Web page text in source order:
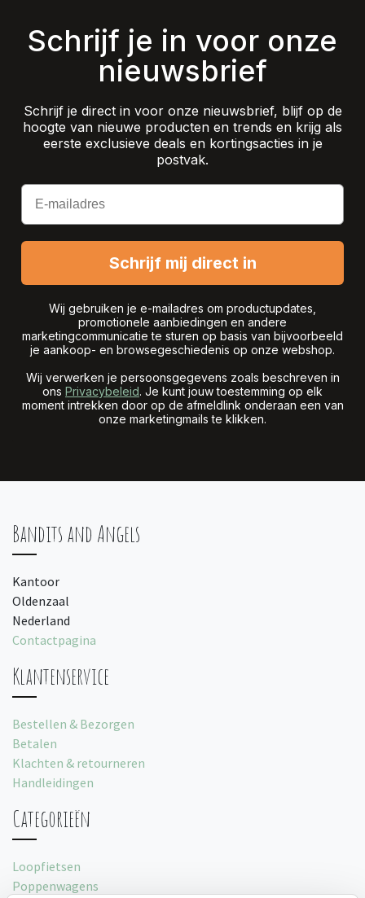
Schrijf je in voor onze
nieuwsbrief
Schrijf je direct in voor onze nieuwsbrief, blijf op de
hoogte van nieuwe producten en trends en krijg als
eerste exclusieve deals en kortingsacties in je
postvak.
Email
Schrijf mij direct in
Wij gebruiken je e-mailadres om productupdates,
promotionele aanbiedingen en andere
marketingcommunicatie te sturen op basis van bijvoorbeeld
je aankoop- en browsegeschiedenis op onze webshop.
Wij verwerken je persoonsgegevens zoals beschreven in
ons Privacybeleid. Je kunt jouw toestemming op elk
moment intrekken door op de afmeldlink onderaan een van
onze marketingmails te klikken.
Bandits and Angels
Kantoor
Oldenzaal
Nederland
Contactpagina
Klantenservice
Bestellen & Bezorgen
Betalen
Klachten & retourneren
Handleidingen
Categorieën
Loopfietsen
Poppenwagens